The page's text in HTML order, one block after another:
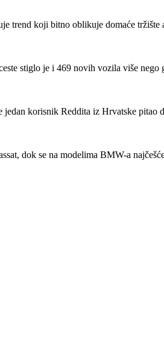
trend koji bitno oblikuje domaće
stiglo je i 469 novih vozila više
jedan korisnik Reddita iz Hrvatske
dok se na modelima BMW-a